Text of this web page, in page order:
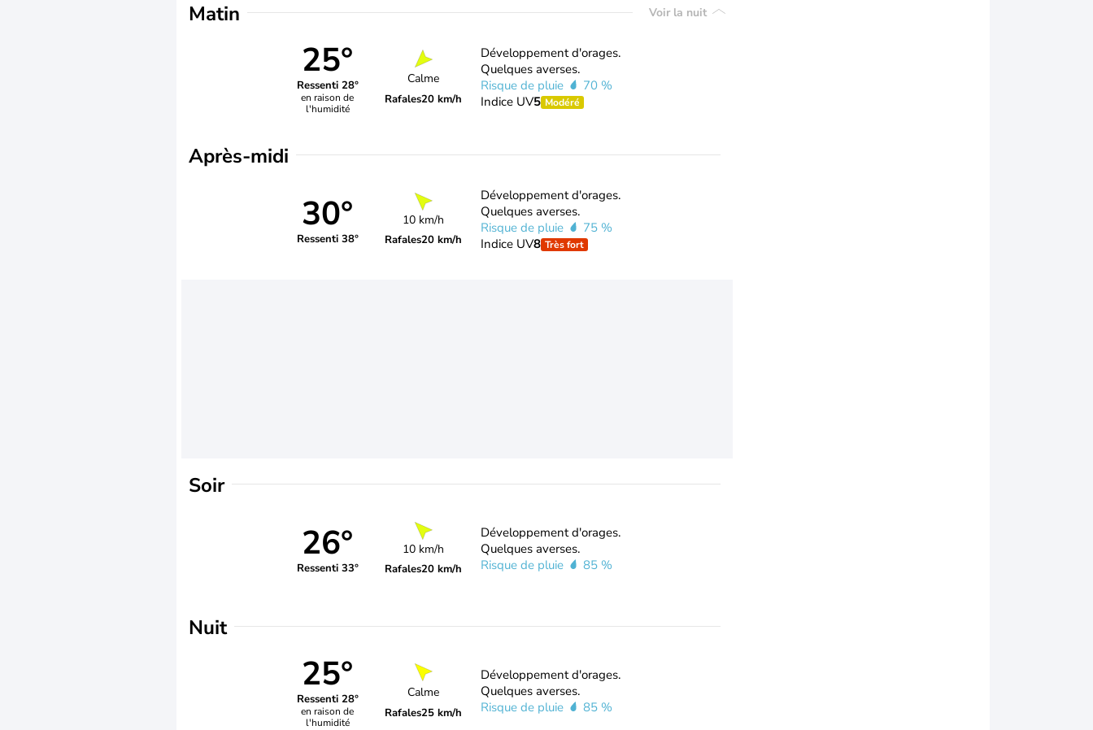
Matin Voir la nuit
25°
Ressenti 28°
en raison de
l'humidité
Calme
Rafales20 km/h
Développement d'orages.
Quelques averses.
Risque de pluie
70 %
Indice UV5 Modéré
Après-midi
30°
Ressenti 38°
10 km/h
Rafales20 km/h
Développement d'orages.
Quelques averses.
Risque de pluie
75 %
Indice UV8 Très fort
Soir
26°
Ressenti 33°
10 km/h
Rafales20 km/h
Développement d'orages.
Quelques averses.
Risque de pluie
85 %
Nuit
25°
Ressenti 28°
en raison de
l'humidité
Calme
Rafales25 km/h
Développement d'orages.
Quelques averses.
Risque de pluie
85 %